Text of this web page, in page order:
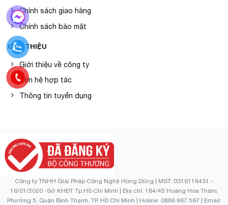
Chính sách giao hàng
Chính sách bảo mật
GIỚI THIỆU
Giới thiệu về công ty
Liên hệ hợp tác
Thông tin tuyển dụng
Công ty TNHH Giải Pháp Công Nghệ Hùng Dũng | MST: 0316118431 -
16/01/2020 -Sở KHĐT Tp.Hồ Chí Minh | Địa chỉ: 184/45 Hoàng Hoa Thám,
Phường 5, Quận Bình Thạnh, TP. Hồ Chí Minh | Holine: 0888 667 567 | Email: